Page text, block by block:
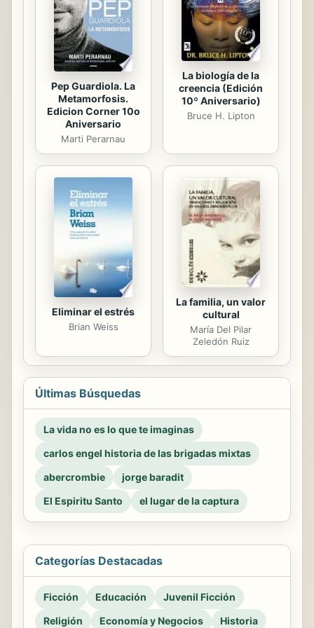
Pep Guardiola. La
Metamorfosis.
Edicion Corner 10o
Aniversario
Marti Perarnau
La biología de la
creencia (Edición
10º Aniversario)
Bruce H. Lipton
Eliminar el estrés
Brian Weiss
La familia, un valor
cultural
María Del Pilar
Zeledón Ruiz
Últimas Búsquedas
La vida no es lo que te imaginas
carlos engel historia de las brigadas mixtas
abercrombie
jorge baradit
El Espiritu Santo
el lugar de la captura
Categorías Destacadas
Ficción Educación
Juvenil Ficción
Religión
Economía y Negocios Historia